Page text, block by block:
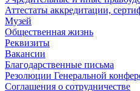
Аттестаты аккредитации,
Музей
Общественная жизнь
Реквизиты
Вакансии
Благодарственные письма
Резолюции Генеральной
Соглашения о сотрудничестве